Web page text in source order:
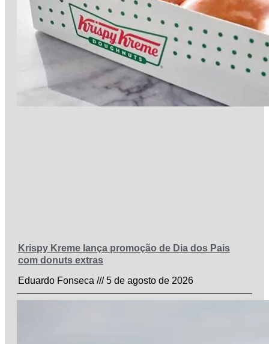
Krispy Kreme lança promoção de Dia dos Pais
com donuts extras
Eduardo Fonseca
5 de agosto de 2026